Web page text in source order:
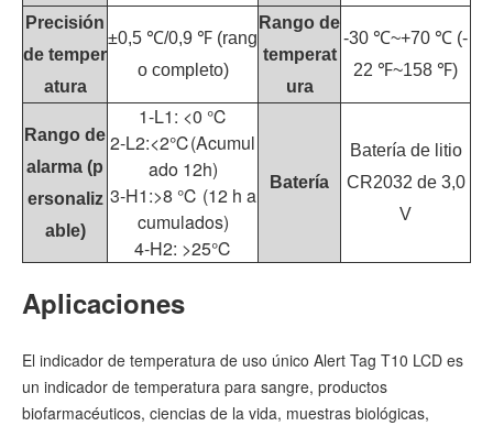
Precisión
de temper
atura
±0,5 ℃/0,9 ℉ (rang
o completo)
Rango de
temperat
ura
-30 ℃~+70 ℃ (-
22 ℉~158 ℉)
Rango de
alarma (p
ersonaliz
able)
1-L1: <0 ℃
2-L2:<2℃(Acumul
ado 12h)
3-H1:>8 ℃ (12 h a
cumulados)
4-H2: >25℃
Batería
Batería de litio
CR2032 de 3,0
V
Aplicaciones
El indicador de temperatura de uso único Alert Tag T10 LCD es
un indicador de temperatura para sangre, productos
biofarmacéuticos, ciencias de la vida, muestras biológicas,